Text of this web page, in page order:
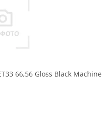
66,56 Gloss Black Machine